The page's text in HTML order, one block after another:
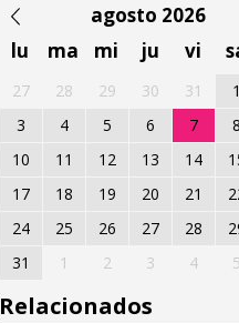
agosto 2026
lu
ma mi ju vi
27 28 29 30 31 1
3
4 5 6 7 8
10
11 12 13 14
17
18 19 20 21
24
25 26 27 28
31
1 2 3 4 5
Relacionados